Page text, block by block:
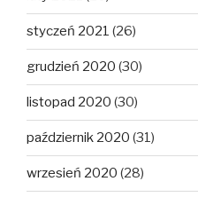
styczeń 2021 (26)
grudzień 2020 (30)
listopad 2020 (30)
październik 2020 (31)
wrzesień 2020 (28)